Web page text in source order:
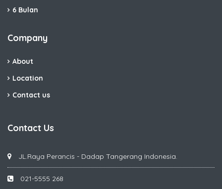
6 Bulan
Company
About
Location
Contact us
Contact Us
JL.Raya Perancis - Dadap Tangerang Indonesia.
021-5555 268